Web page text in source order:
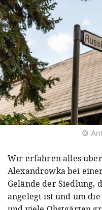
©
Wir erfahren alles
Alexandrowka bei
Gelände der Siedlung,
angelegt ist und um